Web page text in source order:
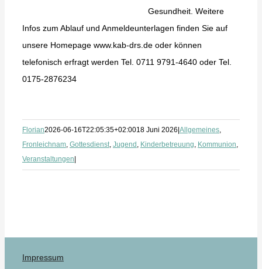
Gesundheit. Weitere
Infos zum Ablauf und Anmeldeunterlagen finden Sie auf
unsere Homepage www.kab-drs.de oder können
telefonisch erfragt werden Tel. 0711 9791-4640 oder Tel.
0175-2876234
Florian2026-06-16T22:05:35+02:0018 Juni 2026 Allgemeines,
Fronleichnam, Gottesdienst, Jugend , Kinderbetreuung, Kommunion,
Veranstaltungen
Impressum